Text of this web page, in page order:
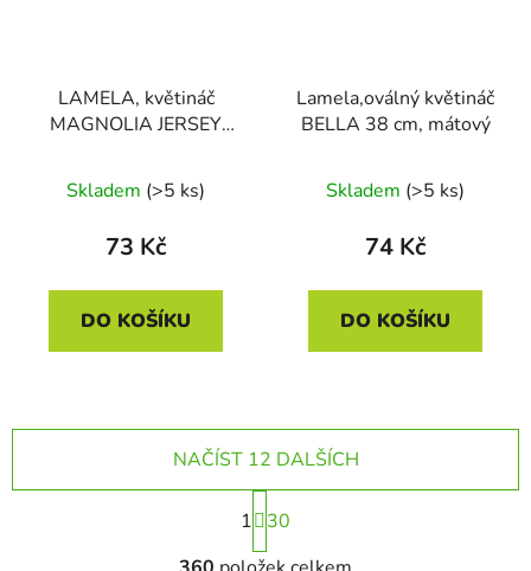
LAMELA, květináč
MAGNOLIA JERSEY
Skladem (>5 ks)
73 Kč
DO KOŠÍKU
Lamela,oválný květináč
BELLA 38 cm, mátový
Skladem (>5 ks)
74 Kč
DO KOŠÍKU
O
NAČÍST 12 DALŠÍCH
S
t
r
1
30